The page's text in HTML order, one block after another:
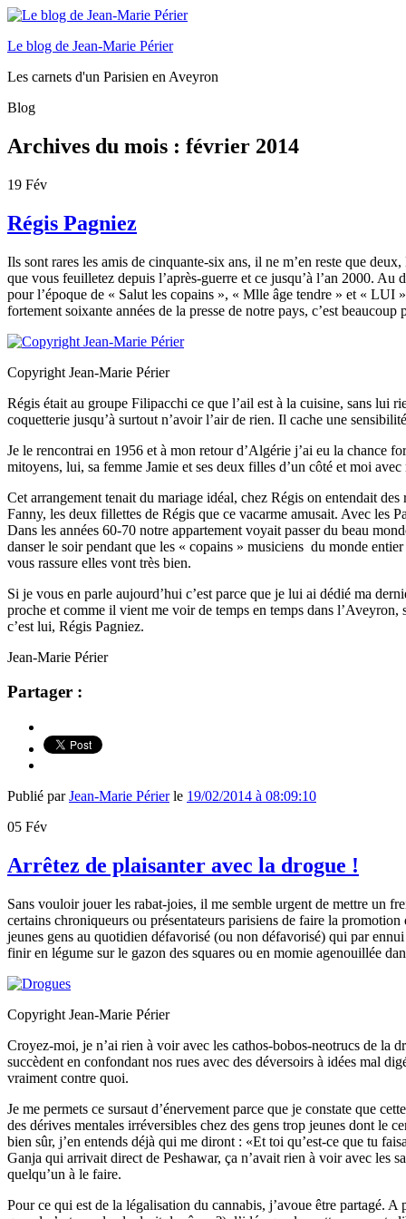
Le blog de Jean-Marie Périer
Les carnets d'un Parisien en Aveyron
Blog
Archives du mois : février 2014
19 Fév
Régis Pagniez
Ils sont rares les amis de cinquante-six ans, il ne m’en reste que
que vous feuilletez depuis l’après-guerre et ce jusqu’à l’an 2000.
pour l’époque de « Salut les copains », « Mlle âge tendre » et «
fortement soixante années de la presse de notre pays, c’est beaucoup
Copyright Jean-Marie Périer
Régis était au groupe Filipacchi ce que l’ail est à la cuisine, sans lui
coquetterie jusqu’à surtout n’avoir l’air de rien. Il cache une
Je le rencontrai en 1956 et à mon retour d’Algérie j’ai eu la chance
mitoyens, lui, sa femme Jamie et ses deux filles d’un côté et moi
Cet arrangement tenait du mariage idéal, chez Régis on entendait
Fanny, les deux fillettes de Régis que ce vacarme amusait. Avec les
Dans les années 60-70 notre appartement voyait passer du beau
danser le soir pendant que les « copains » musiciens du monde
vous rassure elles vont très bien.
Si je vous en parle aujourd’hui c’est parce que je lui ai dédié ma
proche et comme il vient me voir de temps en temps dans
c’est lui, Régis Pagniez.
Jean-Marie Périer
Partager :
Publié parJean-Marie Périerle 19/02/2014 à 08:09:10
05 Fév
Arrêtez de plaisanter avec la drogue !
Sans vouloir jouer les rabat-joies, il me semble urgent de mettre un
certains chroniqueurs ou présentateurs parisiens de faire la
jeunes gens au quotidien défavorisé (ou non défavorisé) qui par
finir en légume sur le gazon des squares ou en momie agenouillée
Copyright Jean-Marie Périer
Croyez-moi, je n’ai rien à voir avec les cathos-bobos-neotrucs de la
succèdent en confondant nos rues avec des déversoirs à idées mal
vraiment contre quoi.
Je me permets ce sursaut d’énervement parce que je constate que
des dérives mentales irréversibles chez des gens trop jeunes dont le
bien sûr, j’en entends déjà qui me diront : «Et toi qu’est-ce que tu
Ganja qui arrivait direct de Peshawar, ça n’avait rien à voir avec les
quelqu’un à le faire.
Pour ce qui est de la légalisation du cannabis, j’avoue être partagé.